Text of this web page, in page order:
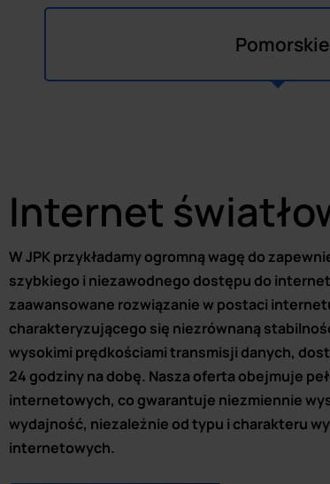
Pomorskie
Internet
W JPK przykładamy ogromną wagę do
szybkiego i niezawodnego dostępu do
zaawansowane rozwiązanie w postaci
charakteryzującego się niezrównaną
wysokimi prędkościami transmisji danych,
24 godziny na dobę. Nasza oferta obejmuje
internetowych, co gwarantuje niezmiennie
wydajność, niezależnie od typu i charakteru
internetowych.